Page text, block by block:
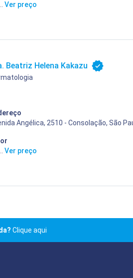
Ver preço
Beatriz Helena Kakazu
Angélica, 2510 - Consolação, São
Ver preço
Clique aqui